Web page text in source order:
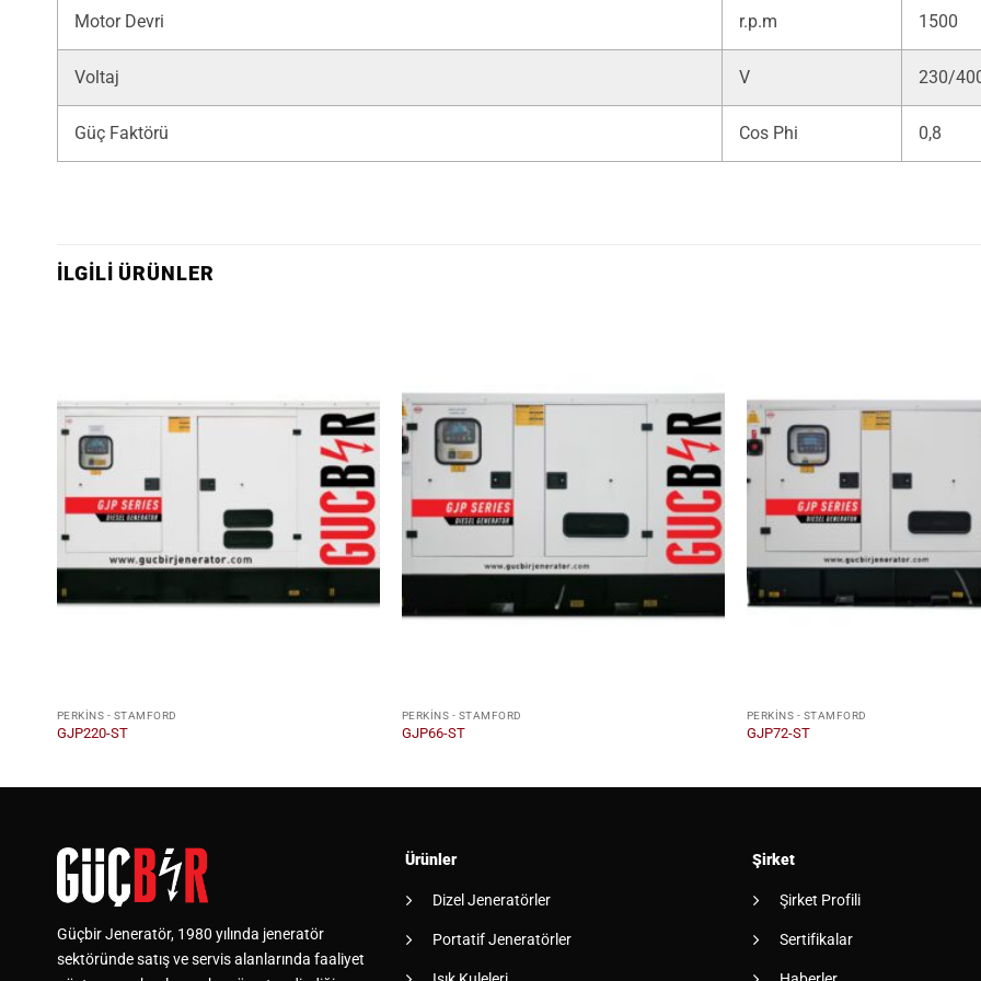
Motor Devri r.p.m 1500
Voltaj V 230/
Güç Faktörü Cos Phi 0,8
İLGILI ÜRÜNLER
PERKINS - STAMFORD
GJP220-ST
PERKINS - STAMFORD
GJP66-ST
PERKINS - STAMFORD
GJP72-ST
Güçbir Jeneratör, 1980 yılında jeneratör
sektöründe satış ve servis alanlarında faaliyet
Ürünler
Dizel Jeneratörler
Portatif Jeneratörler
Şirket
Şirket Profili
Sertifikalar